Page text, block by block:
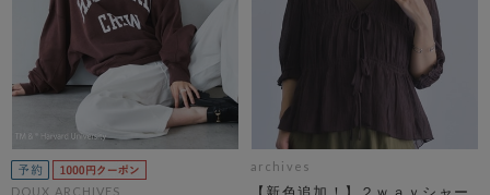
DOUX ARCHIVES
archives